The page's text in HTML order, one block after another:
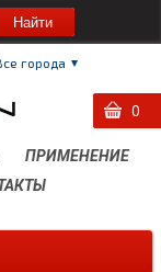
города
ПРИМЕНЕНИЕ
0
0
0